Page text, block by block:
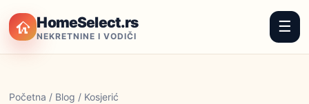
HomeSelect.rs
NEKRETNINE I VODIČI
☰
Početna / Blog / Kosjerić